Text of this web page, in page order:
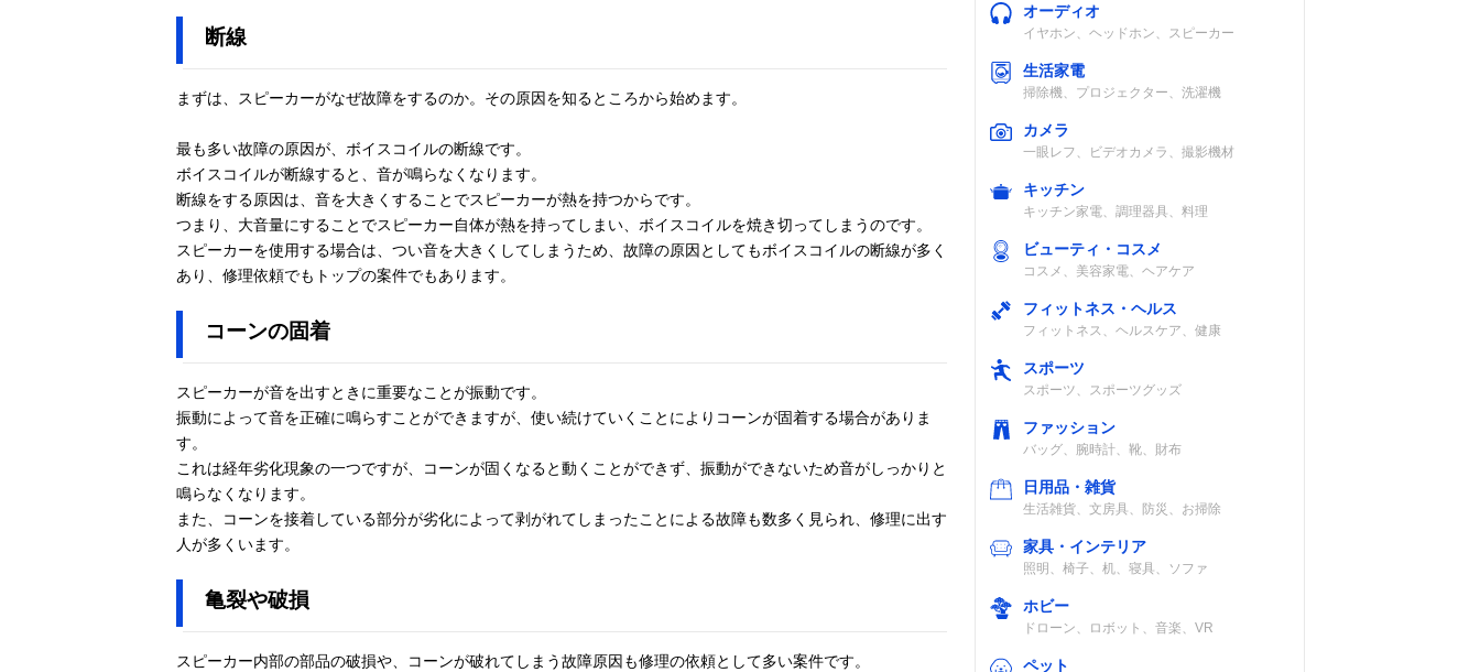
断線
まずは、スピーカーがなぜ故障をするのか。その原因を知るところから始めます。
最も多い故障の原因が、ボイスコイルの断線です。
ボイスコイルが断線すると、音が鳴らなくなります。
断線をする原因は、音を大きくすることでスピーカーが熱を持つからです。
つまり、大音量にすることでスピーカー自体が熱を持ってしまい、ボイスコイルを焼き切ってしまうのです。
スピーカーを使用する場合は、つい音を大きくしてしまうため、故障の原因としてもボイスコイルの断線が多く
あり、修理依頼でもトップの案件でもあります。
コーンの固着
スピーカーが音を出すときに重要なことが振動です。
振動によって音を正確に鳴らすことができますが、使い続けていくことによりコーンが固着する場合がありま
す。
これは経年劣化現象の一つですが、コーンが固くなると動くことができず、振動ができないため音がしっかりと
鳴らなくなります。
また、コーンを接着している部分が劣化によって剥がれてしまったことによる故障も数多く見られ、修理に出す
人が多くいます。
亀裂や破損
スピーカー内部の部品の破損や、コーンが破れてしまう故障原因も修理の依頼として多い案件です。
オーディオ
イヤホン、ヘッドホン、スピーカー
生活家電
掃除機、プロジェクター、洗濯機
カメラ
一眼レフ、ビデオカメラ、撮影機材
キッチン
キッチン家電、調理器具、料理
ビューティ・コスメ
コスメ、美容家電、ヘアケア
フィットネス・ヘルス
フィットネス、ヘルスケア、健康
スポーツ
スポーツ、スポーツグッズ
ファッション
バッグ、腕時計、靴、財布
日用品・雑貨
生活雑貨、文房具、防災、お掃除
家具・インテリア
照明、椅子、机、寝具、ソファ
ホビー
ドローン、ロボット、音楽、VR
ペット